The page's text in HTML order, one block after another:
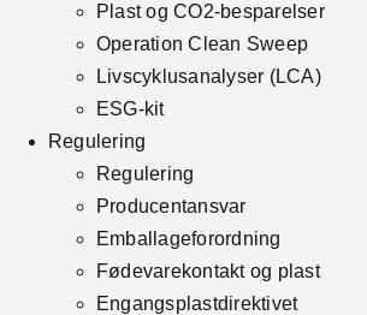
Plast og CO2-besparelser
Operation Clean Sweep
Livscyklusanalyser (LCA)
ESG-kit
Regulering
Regulering
Producentansvar
Emballageforordning
Fødevarekontakt og plast
Engangsplastdirektivet